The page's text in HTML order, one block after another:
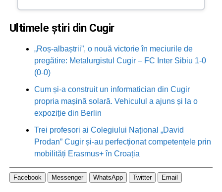
Ultimele știri din Cugir
„Roș-albaștrii”, o nouă victorie în meciurile de
pregătire: Metalurgistul Cugir – FC Inter Sibiu 1-0
(0-0)
Cum și-a construit un informatician din Cugir
propria mașină solară. Vehiculul a ajuns și la o
expoziție din Berlin
Trei profesori ai Colegiului Național „David
Prodan” Cugir și-au perfecționat competențele prin
mobilități Erasmus+ în Croația
Facebook Messenger WhatsApp Twitter Email